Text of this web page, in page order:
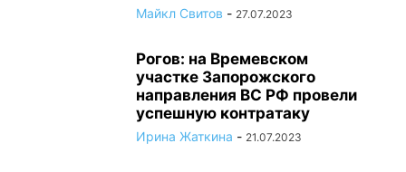
Майкл Свитов - 27.07.2023
Рогов: на Времевском
участке Запорожского
направления ВС РФ провели
успешную контратаку
Ирина Жаткина - 21.07.2023